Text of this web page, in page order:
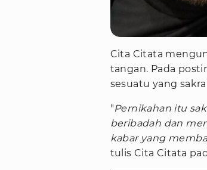
Cita Citata
tangan. Pada
sesuatu yang
"Pernikahan itu
beribadah dan
kabar yang
tulis Cita Citata